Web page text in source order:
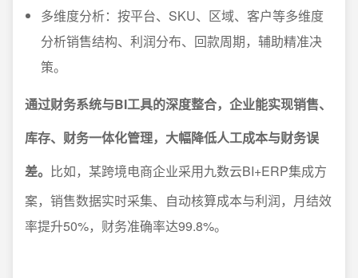
多维度分析：按平台、SKU、区域、客户等多维度
分析销售结构、利润分布、回款周期，辅助精准决
策。
通过财务系统与BI工具的深度整合，企业能实现销售、
库存、财务一体化管理，大幅降低人工成本与财务误
差。 比如，某跨境电商企业采用九数云BI+ERP集成方
案，销售数据实时采集、自动核算成本与利润，月结效
率提升50%，财务准确率达99.8%。